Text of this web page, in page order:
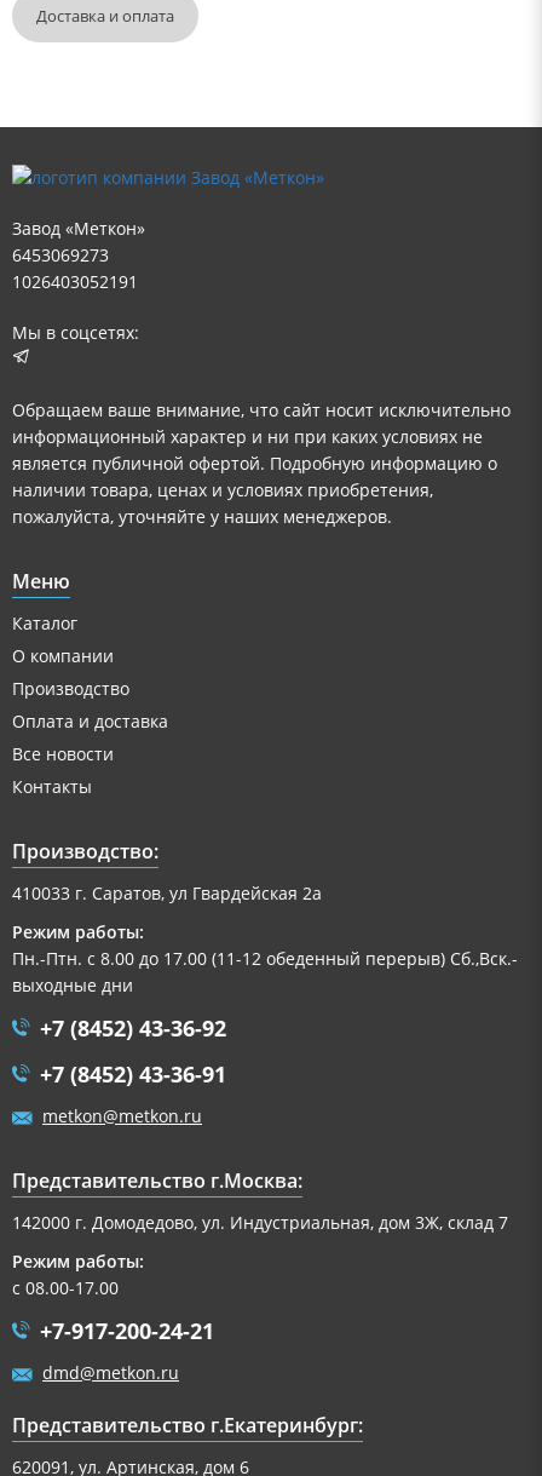
Доставка и оплата
Завод «Меткон»
6453069273
1026403052191
Мы в соцсетях:
Обращаем ваше внимание, что сайт носит исключительно
информационный характер и ни при каких условиях не
является публичной офертой. Подробную информацию о
наличии товара, ценах и условиях приобретения,
пожалуйста, уточняйте у наших менеджеров.
Меню
Каталог
О компании
Производство
Оплата и доставка
Все новости
Контакты
Производство:
410033 г. Саратов, ул Гвардейская 2а
Режим работы:
Пн.-Птн. с 8.00 до 17.00 (11-12 обеденный перерыв) Сб.,Вск.-
выходные дни
+7 (8452) 43-36-92
+7 (8452) 43-36-91
metkon@metkon.ru
Представительство г.Москва:
142000 г. Домодедово, ул. Индустриальная, дом 3Ж, склад 7
Режим работы:
с 08.00-17.00
+7-917-200-24-21
dmd@metkon.ru
Представительство г.Екатеринбург:
620091, ул. Артинская, дом 6